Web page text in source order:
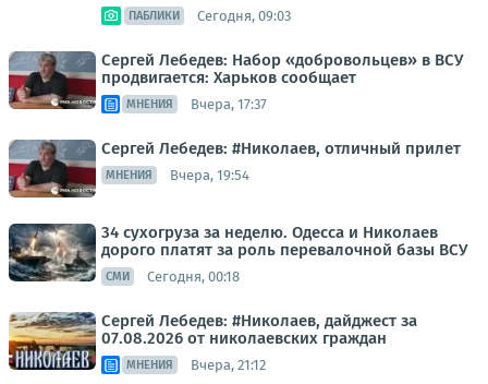
ПАБЛИКИ Сегодня, 09:03
Сергей Лебедев: Набор «добровольцев» в ВСУ
продвигается: Харьков сообщает
МНЕНИЯ Вчера, 17:37
Сергей Лебедев: #Николаев, отличный прилет
МНЕНИЯ Вчера, 19:54
34 сухогруза за неделю. Одесса и Николаев
дорого платят за роль перевалочной базы ВСУ
СМИ Сегодня, 00:18
Сергей Лебедев: #Николаев, дайджест за
07.08.2026 от николаевских граждан
МНЕНИЯ Вчера, 21:12